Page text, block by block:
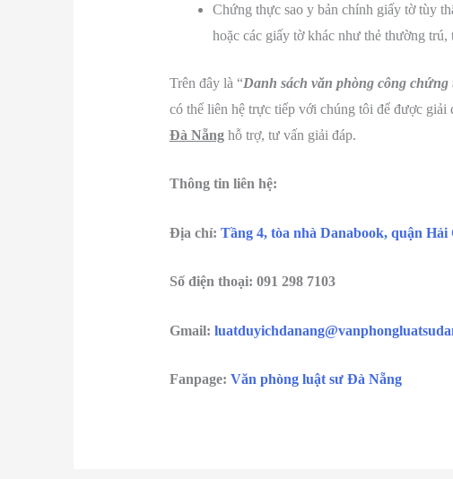
Chứng thực sao y bản chính giấy tờ tùy
hoặc các giấy tờ khác như thẻ thường
Trên đây là “Danh sách văn phòng công
có thể liên hệ trực tiếp với chúng tôi để được
Đà Nẵnghỗ trợ, tư vấn giải đáp.
Thông tin liên hệ:
Địa chỉ: Tầng 4, tòa nhà Danabook, quận
Số điện thoại: 091 298 7103
Gmail:
Fanpage: Văn phòng luật sư Đà Nẵng